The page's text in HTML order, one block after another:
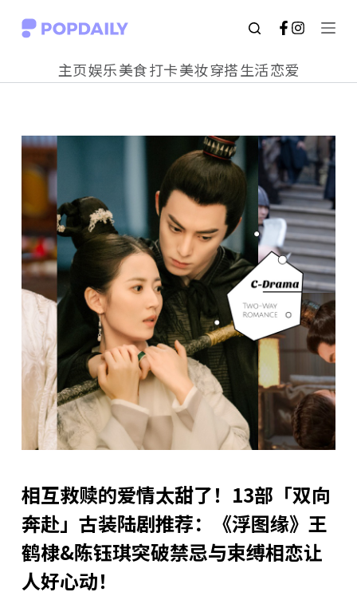
S
o
n
t
e
n
主页娱乐美食打卡美妆穿搭生活恋爱
相互救赎的爱情太甜了！13部「双向
奔赴」古装陆剧推荐：《浮图缘》王
鹤棣&陈钰琪突破禁忌与束缚相恋让
人好心动！